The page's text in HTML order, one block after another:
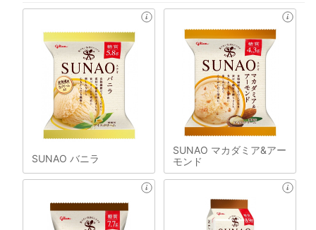
SUNAO バニラ
SUNAO マカダミア&アー
モンド